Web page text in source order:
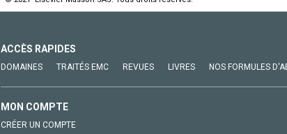
ACCÈS RAPIDES
DOMAINES TRAITÉS EMC REVUES LIVRES NOS FORMULES
MON COMPTE
CRÉER UN COMPTE